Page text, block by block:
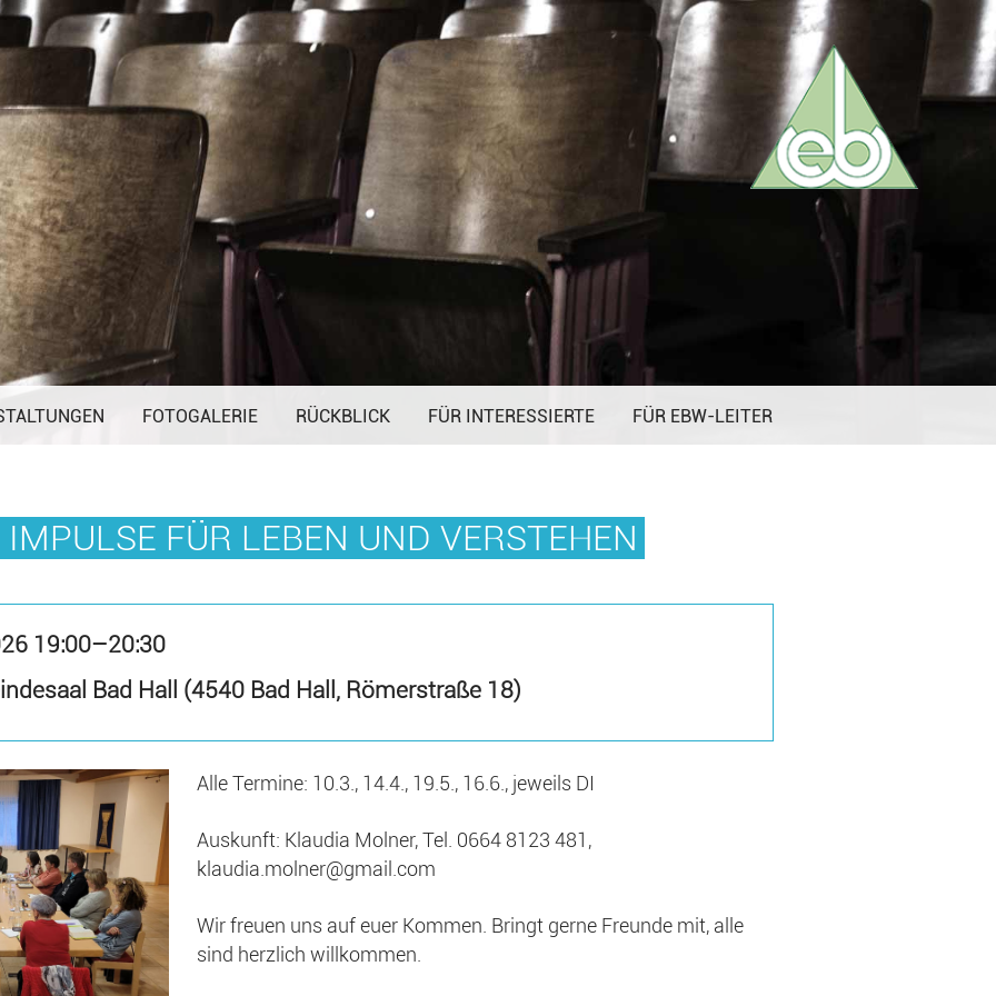
überspringen
FOTOGALERIE RÜCKBLICK FÜR INTERESSIERTE FÜR EBW-LEITER
FÜR LEBEN UND VERSTEHEN
19:00–20:30
Bad Hall (4540 Bad Hall, Römerstraße 18)
Alle Termine: 10.3., 14.4., 19.5., 16.6., jeweils DI
Auskunft: Klaudia Molner, Tel. 0664 8123 481,
klaudia.molner@gmail.com
Wir freuen uns auf euer Kommen. Bringt gerne Freunde mit, alle
sind herzlich willkommen.